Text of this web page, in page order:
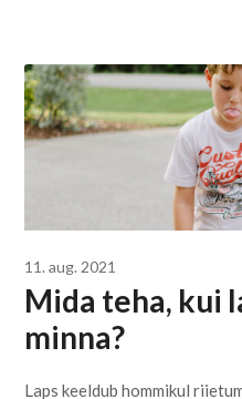
11. aug. 2021
Mida teha, kui
minna?
Laps keeldub hommikul